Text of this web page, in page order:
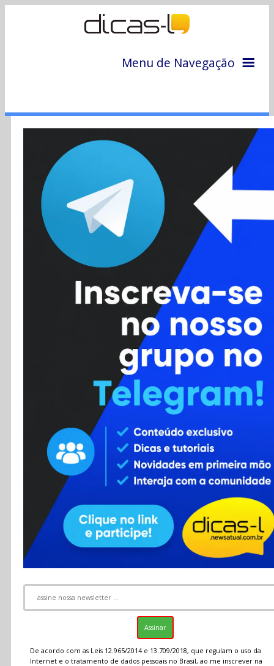
Menu de Navegação
Colunas
Colaboradores
Cursos
Enviar Dica
Contato
RSS
De acordo com as Leis 12.965/2014 e 13.709/2018, que regulam o uso da
Internet e o tratamento de dados pessoais no Brasil, ao me inscrever na